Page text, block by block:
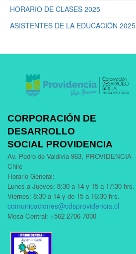
HORARIO DE CLASES 2025
ASISTENTES DE LA EDUCACIÓN 2025
CORPORACIÓN DE
DESARROLLO
SOCIAL PROVIDENCIA
Av. Pedro de Valdivia 963, PROVIDENCIA -
Chile
Horario General:
Lunes a Jueves: 8:30 a 14 y 15 a 17:30 hrs.
Viernes: 8:30 a 14 y de 15 a 16:30 hrs.
comunicaciones@cdsprovidencia.cl
Mesa Central: +562 2706 7000